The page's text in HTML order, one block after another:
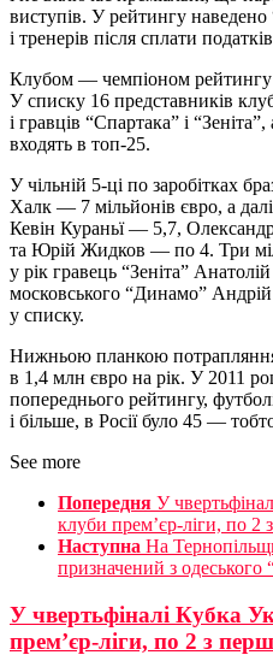
виступів. У рейтингу наведено
і тренерів після сплати
Клубом — чемпіоном рейтингу
У списку 16 представників
і гравців “Спартака” і
входять в топ-25.
У чільній 5-ці по заробітках
Халк — 7 мільйонів євро, а
Кевін Кураньї — 5,7,
та Юрій Жидков — по 4. Три
у рік гравець “Зеніта”
московського “Динамо”
у списку.
Нижньою планкою потрапляння
в 1,4 млн євро на рік. У 2011
попереднього рейтингу,
і більше, в Росії було 45 —
See more
Попередня У
клуби прем’єр-ліги, по 2
Наступна На
призначений з
У чвертьфіналі Кубка
прем’єр-ліги, по 2 з